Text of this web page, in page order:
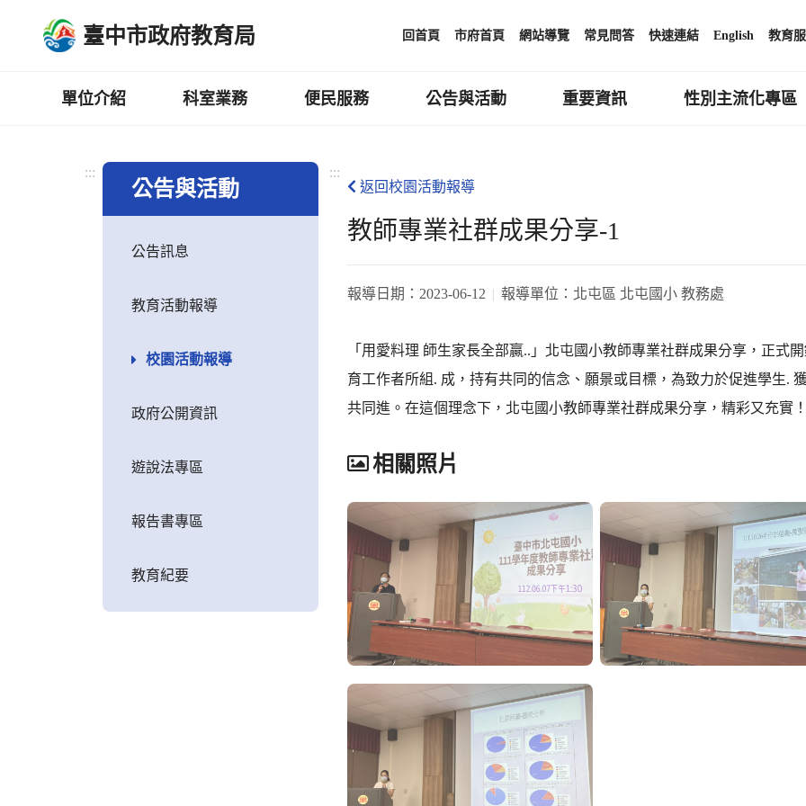
臺中市政府教育局 回首頁 市府首頁 網站導覽 常見問答 快速連結 English 教育
單位介紹 科室業務 便民服務 公告與活動 重要資訊 性別主流化專區
:::
公告與活動
公告訊息
教育活動報導
校園活動報導
政府公開資訊
遊說法專區
報告書專區
教育紀要
:::
返回校園活動報導
教師專業社群成果分享-1
報導日期： 2023-06-12 報導單位： 北屯區 北屯國小 教務處
「用愛料理 師生家長全部贏..」北屯國小教師專業社群成果分享，正式
育工作者所組. 成，持有共同的信念、願景或目標，為致力於促進學生.
共同進。在這個理念下，北屯國小教師專業社群成果分享，精彩又充實
相關照片